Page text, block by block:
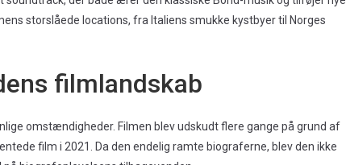
storslåede locations, fra Italiens smukke kystbyer til Norges
filmlandskab
omstændigheder. Filmen blev udskudt flere gange på grund af
film i 2021. Da den endelig ramte biograferne, blev den ikke